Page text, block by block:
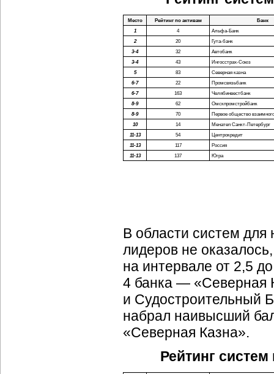
Место Рейтинг по активам
Банк
1
4
Альфа-Банк
2
20
Гута-банк
3-4
32
Автобанк
3-4
43
Ингосстрах-Союз
5
83
Северная казна
6-7
22
Промсвязьбанк
6-7
163
Челябинвестбанк
8-9
62
Омскпромстройбанк
8-9
70
Первое общество
10
14
Менатеп Санкт-Петербург
11-13
54
Центрокредит
11-13
117
Россия
11-13
137 Югра
В области систем для
лидеров не
на интервале от 2,5
4 банка — «Северная
и Судостроительный
набрал наивысший
«Северная Казна».
Рейтинг